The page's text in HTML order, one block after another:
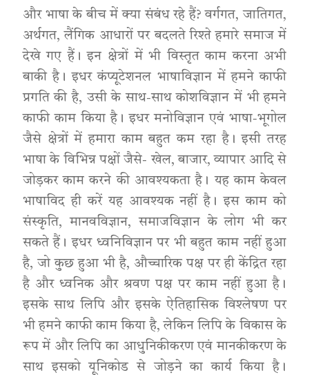
और भाषा के बीच में क्या संबंध रहे हैं? वर्गगत, जातिगत,
अर्थगत, लैंगिक आधारों पर बदलते रिश्ते हमारे समाज में
देखे गए हैं। इन क्षेत्रों में भी विस्तृत काम करना अभी
बाकी है। इधर कंप्यूटेशनल भाषाविज्ञान में हमने काफी
प्रगति की है, उसी के साथ-साथ कोशविज्ञान में भी हमने
काफी काम किया है। इधर मनोविज्ञान एवं भाषा-भूगोल
जैसे क्षेत्रों में हमारा काम बहुत कम रहा है। इसी तरह
भाषा के विभिन्न पक्षों जैसे- खेल, बाजार, व्यापार आदि से
जोड़कर काम करने की आवश्यकता है। यह काम केवल
भाषाविद ही करें यह आवश्यक नहीं है। इस काम को
संस्कृति, मानवविज्ञान, समाजविज्ञान के लोग भी कर
सकते हैं। इधर ध्वनिविज्ञान पर भी बहुत काम नहीं हुआ
है, जो कुछ हुआ भी है, औच्चारिक पक्ष पर ही केंद्रित रहा
है और ध्वनिक और श्रवण पक्ष पर काम नहीं हुआ है।
इसके साथ लिपि और इसके ऐतिहासिक विश्लेषण पर
भी हमने काफी काम किया है, लेकिन लिपि के विकास के
रूप में और लिपि का आधुनिकीकरण एवं मानकीकरण के
साथ इसको यूनिकोड से जोड़ने का कार्य किया है।